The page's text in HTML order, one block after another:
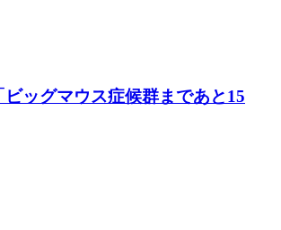
ビッグマウス症候群まであと15